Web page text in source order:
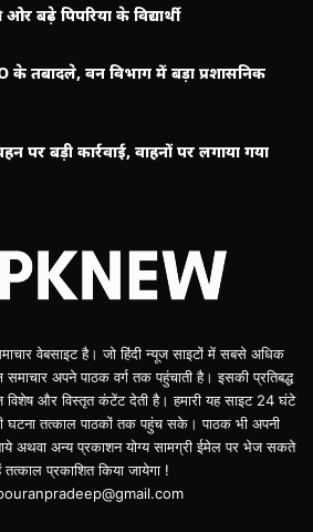
बढ़े पिपरिया के विद्यार्थी
के तबादले, वन विभाग में बड़ा प्रशासनिक
पर बड़ी कार्रवाई, वाहनों पर लगाया गया
वेबसाइट है। जो हिंदी न्यूज साइटों में सबसे अधिक
समाचार अपने पाठक वर्ग तक पहुंचाती है। इसकी प्रतिबद्ध
विशेष और विस्तृत कंटेंट देती है। हमारी यह साइट 24 घंटे
घटना तत्काल पाठकों तक पहुंच सके। पाठक भी अपनी
अथवा अन्य प्रकाशन योग्य सामग्री ईमेल पर भेज सकते
तत्काल प्रकाशित किया जायेगा !